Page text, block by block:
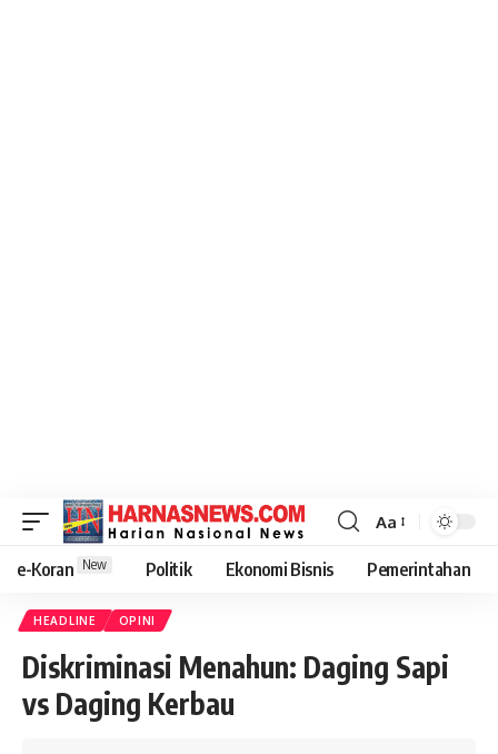
Aa
e-Koran New Politik Ekonomi Bisnis Pemerintahan
HEADLINE OPINI
Diskriminasi Menahun: Daging Sapi
vs Daging Kerbau